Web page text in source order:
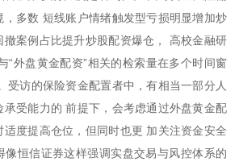
，多数 短线账户情绪触发型亏损明显增加炒
撤案例占比提升炒股配资爆仓， 高校金融研
“外盘黄金配资”相关的检索量在多个时间窗
受访的保险资金配置者中，有相当一部分人
承受能力的 前提下，会考虑通过外盘黄金配
适度提高仓位，但同时也更 加关注资金安全
像恒信证券这样强调实盘交易与风控体系的